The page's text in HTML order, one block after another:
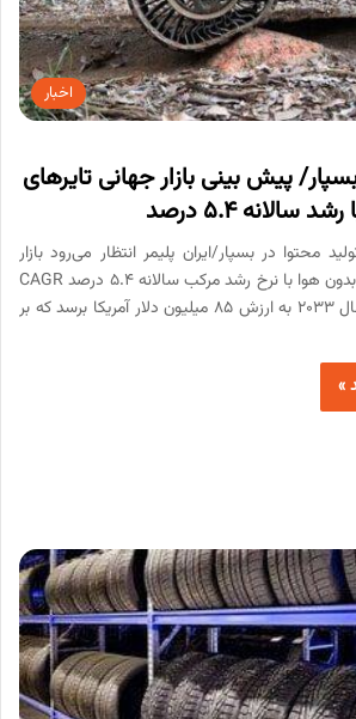
اخبار
پیش بینی بازار جهانی تایرهای
سالانه 5.4 درصد
محتوا در بسپار/ایران پلیمر انتظار می‌رود بازار
جهانی تایرهای بدون هوا با نرخ رشد مرکب سالانه 5.4 درصد CAGR
رشد کند و تا سال 2033 به ارزش 85 میلیون دلار آمریکا برسد که بر
»